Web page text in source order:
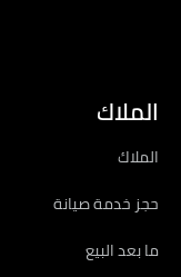
الملاك
الملاك
حجز خدمة صيانة
ما بعد البيع